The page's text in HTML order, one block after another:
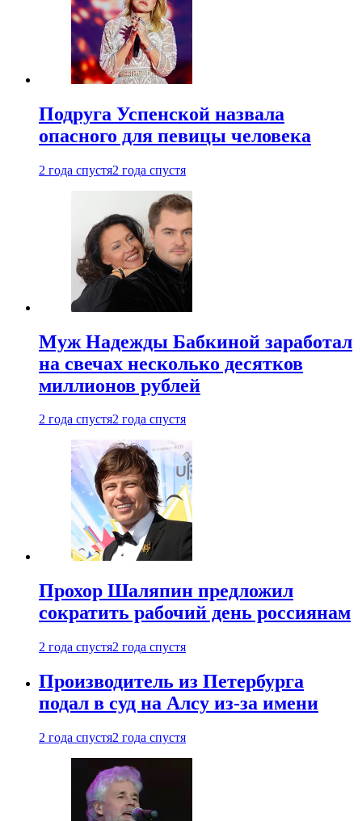
Подруга Успенской назвала
опасного для певицы человека
2 года спустя2 года спустя
Муж Надежды Бабкиной заработал
на свечах несколько десятков
миллионов рублей
2 года спустя2 года спустя
Прохор Шаляпин предложил
сократить рабочий день россиянам
2 года спустя2 года спустя
Производитель из Петербурга
подал в суд на Алсу из-за имени
2 года спустя2 года спустя